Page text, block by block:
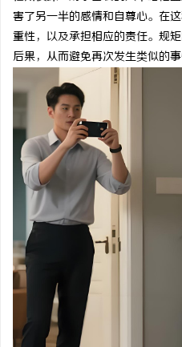
害了另一半的感情和自尊心。在
重性，以及承担相应的责任。规
后果，从而避免再次发生类似的事